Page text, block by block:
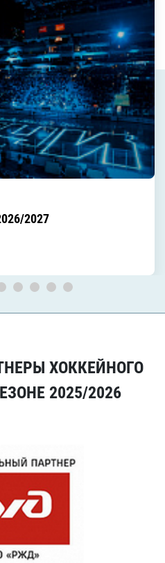
2027
ХОККЕЙНОГО
2025/2026